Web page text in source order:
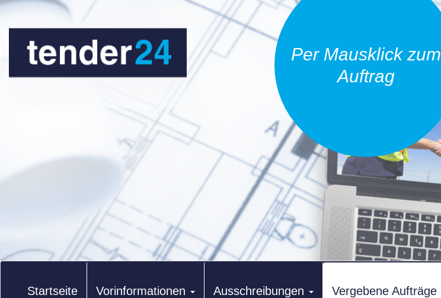
Per Mausklick zum
Auftrag
Startseite Vorinformationen Ausschreibungen Vergebene Aufträge